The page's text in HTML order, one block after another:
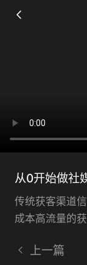
从0开始做社
传统获客渠道
成本高流量的
上一篇
仅需要两步,